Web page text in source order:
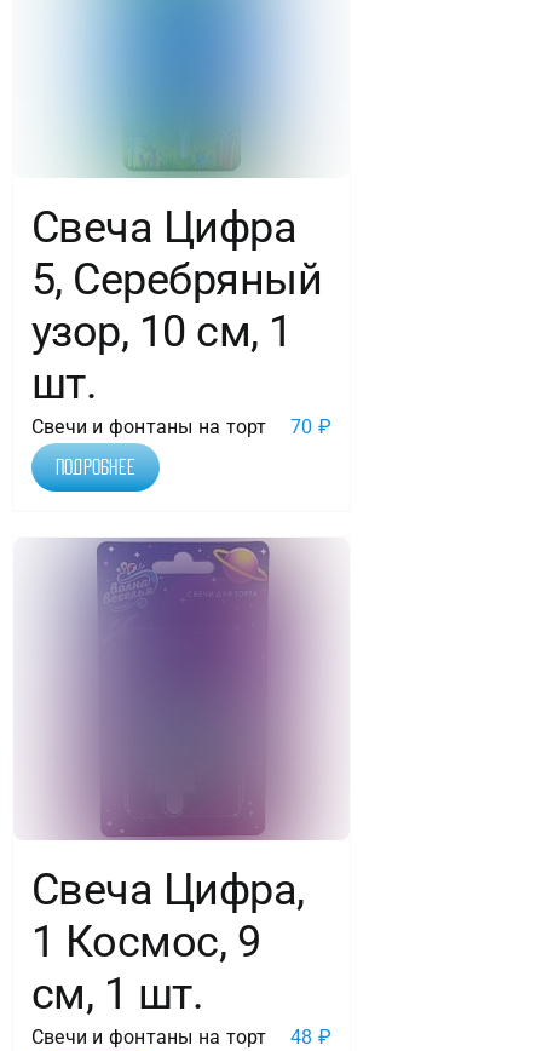
Свеча Цифра
5, Серебряный
узор, 10 см, 1
шт.
Свечи и фонтаны на торт 70 ₽
Подробнее
Свеча Цифра,
1 Космос, 9
см, 1 шт.
Свечи и фонтаны на торт 48 ₽